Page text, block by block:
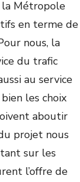
la Métropole
en terme de
nous, la
du trafic
au service
les choix
aboutir
projet nous
sur les
l’offre de